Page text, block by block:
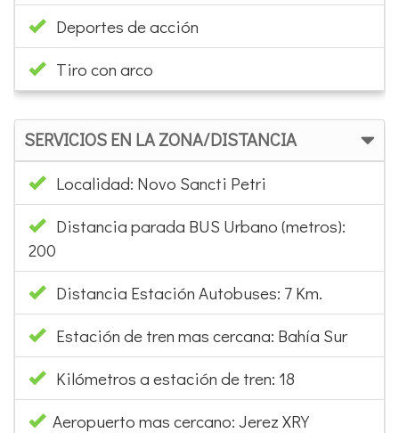
Deportes de acción
Tiro con arco
SERVICIOS EN LA ZONA/DISTANCIA
Localidad: Novo Sancti Petri
Distancia parada BUS Urbano (metros):
200
Distancia Estación Autobuses: 7 Km.
Estación de tren mas cercana: Bahía Sur
Kilómetros a estación de tren: 18
Aeropuerto mas cercano: Jerez XRY